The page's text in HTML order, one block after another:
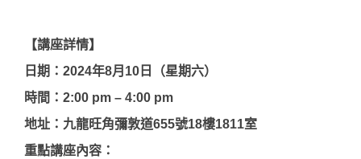
【講座詳情】
日期：2024年8月10日（星期六）
時間：2:00 pm – 4:00 pm
地址：九龍旺角彌敦道655號18樓1811室
重點講座內容：